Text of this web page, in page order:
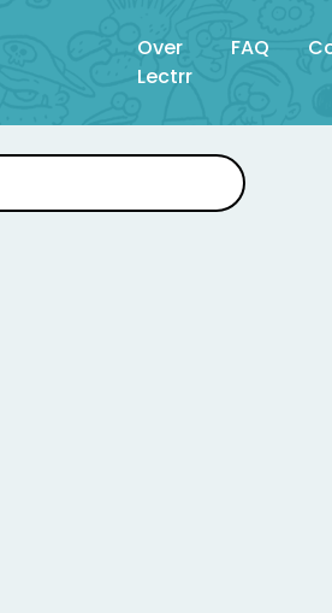
Over
Lectrr
FAQ